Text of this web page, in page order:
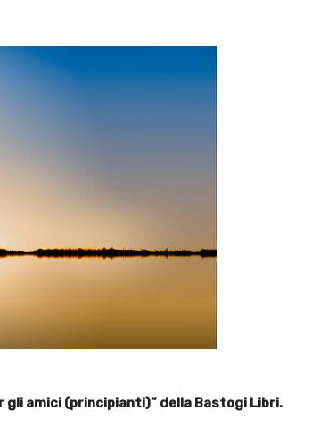
gli amici (principianti)” della Bastogi Libri.